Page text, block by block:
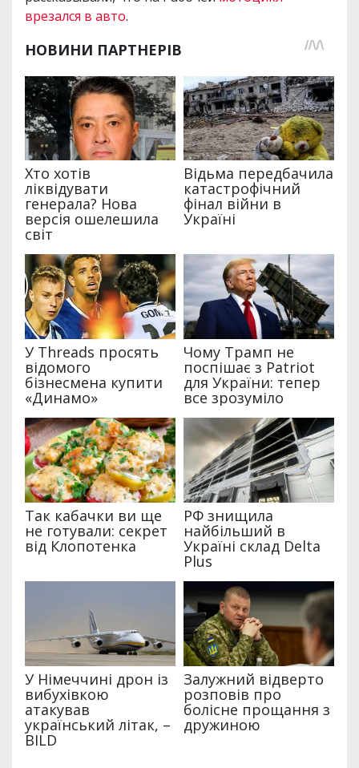
врезался в авто.